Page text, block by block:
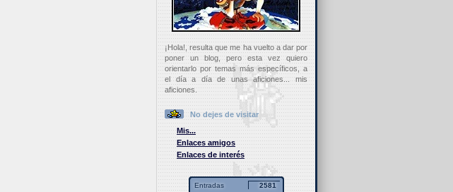
¡Hola!, resulta que me ha vuelto a dar por
poner un blog, pero esta vez quiero
orientarlo por temas más específicos, a
el día a día de unas aficiones... mis
aficiones.
No dejes de visitar
Mis...
Enlaces amigos
Enlaces de interés
Entradas 2581